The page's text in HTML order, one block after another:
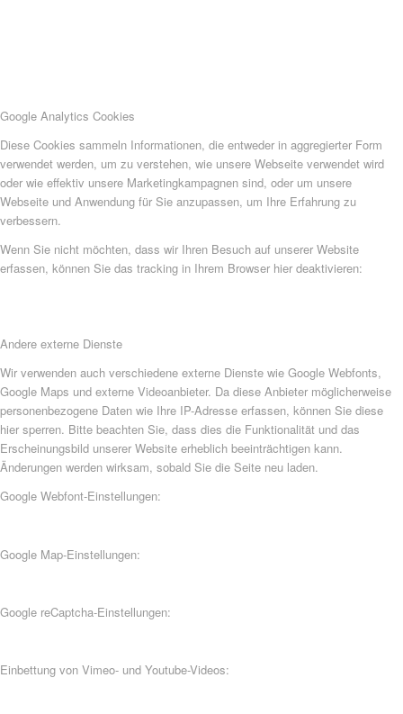
Google Analytics Cookies
Diese Cookies sammeln Informationen, die entweder in aggregierter Form
verwendet werden, um zu verstehen, wie unsere Webseite verwendet wird
oder wie effektiv unsere Marketingkampagnen sind, oder um unsere
Webseite und Anwendung für Sie anzupassen, um Ihre Erfahrung zu
verbessern.
Wenn Sie nicht möchten, dass wir Ihren Besuch auf unserer Website
erfassen, können Sie das tracking in Ihrem Browser hier deaktivieren:
Andere externe Dienste
Wir verwenden auch verschiedene externe Dienste wie Google Webfonts,
Google Maps und externe Videoanbieter. Da diese Anbieter möglicherweise
personenbezogene Daten wie Ihre IP-Adresse erfassen, können Sie diese
hier sperren. Bitte beachten Sie, dass dies die Funktionalität und das
Erscheinungsbild unserer Website erheblich beeinträchtigen kann.
Änderungen werden wirksam, sobald Sie die Seite neu laden.
Google Webfont-Einstellungen:
Google Map-Einstellungen:
Google reCaptcha-Einstellungen:
Einbettung von Vimeo- und Youtube-Videos: